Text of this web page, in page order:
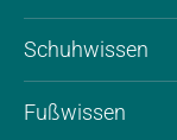
Schuhwissen
Fußwissen